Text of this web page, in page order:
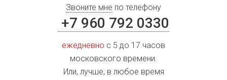
Звоните мне по телефону
+7 960 792 0330
ежедневно с 5 до 17 часов
московского времени.
Или, лучше, в любое время